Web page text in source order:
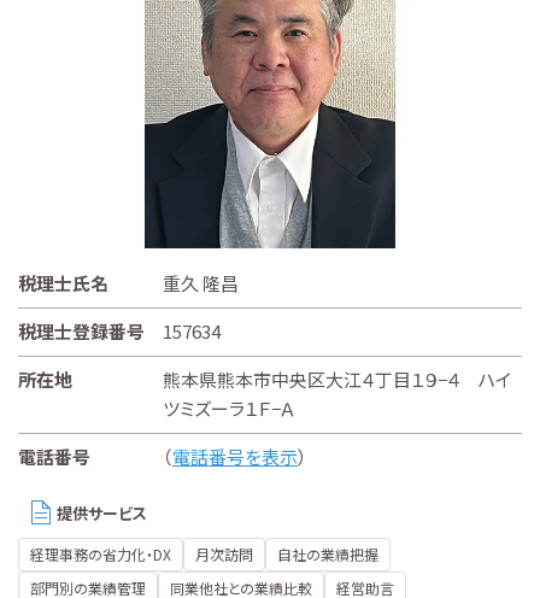
税理士氏名
重久 隆昌
税理士登録番号
157634
所在地
熊本県熊本市中央区大江４丁目１９−４ ハイ
ツミズーラ１Ｆ−Ａ
電話番号
（電話番号を表示）
提供サービス
経理事務の省力化・DX 月次訪問
自社の業績把握
部門別の業績管理
同業他社との業績比較 経営助言